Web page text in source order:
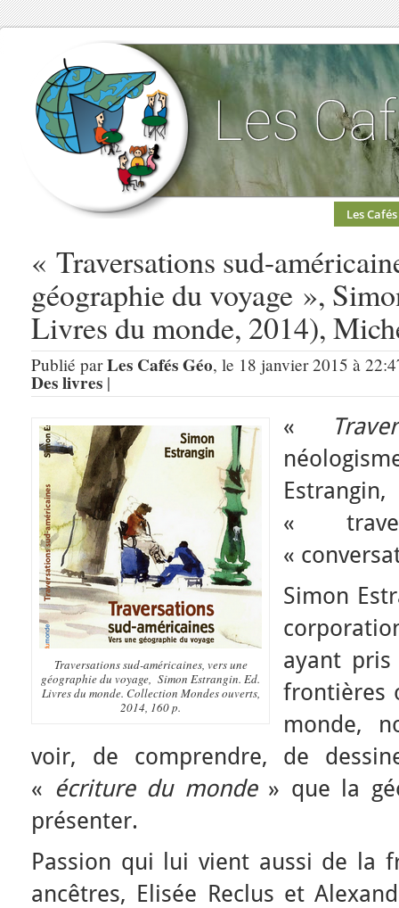
Les Cafés
« Traversations sud-
géographie du voyage »,
Livres du monde, 2014),
Publié parLes Cafés Géo, le 18 janvier 2015 à
Des livres |
Traversations sud-américaines, vers une
géographie du voyage, Simon Estrangin. Ed.
Livres du monde. Collection Mondes ouverts,
2014, 160 p.
«
«
«
Simon
ayant pris
frontières
monde,
voir, de comprendre, de
« écriture du monde» que la
présenter.
Passion qui lui vient aussi de la
ancêtres, Elisée Reclus et